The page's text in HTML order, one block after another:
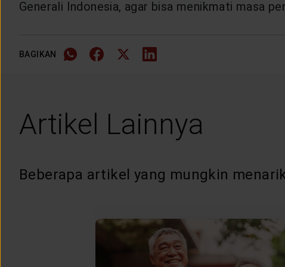
Generali Indonesia, agar bisa menikmati masa
BAGIKAN
Artikel Lainnya
Beberapa artikel yang mungkin